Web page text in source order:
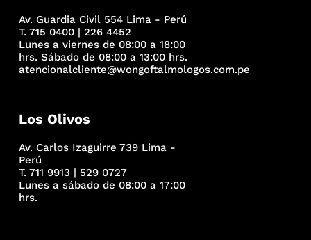
Av. Guardia Civil 554 Lima - Perú
T. 715 0400 | 226 4452
Lunes a viernes de 08:00 a 18:00
hrs. Sábado de 08:00 a 13:00 hrs.
atencionalcliente@wongoftalmologos.com.pe
Los Olivos
Av. Carlos Izaguirre 739 Lima -
Perú
T. 711 9913 | 529 0727
Lunes a sábado de 08:00 a 17:00
hrs.